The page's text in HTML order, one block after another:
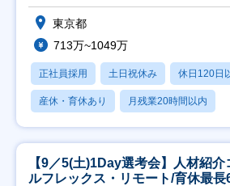
東京都
713万~1049万
正社員採用 土日祝休み 休日120日
産休・育休あり 月残業20時間以内
【9／5(土)1Day選考会】人材紹
ルフレックス・リモート/育休最長